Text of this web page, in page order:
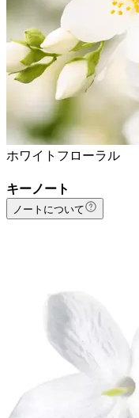
ホワイトフローラル
キーノート
ノートについて